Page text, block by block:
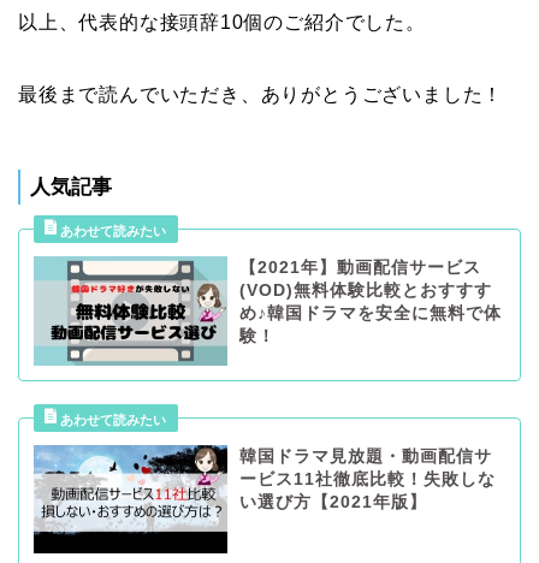
以上、代表的な接頭辞10個のご紹介でした。
最後まで読んでいただき、ありがとうございました！
人気記事
【2021年】動画配信サービス
(VOD)無料体験比較とおすすす
め♪韓国ドラマを安全に無料で体
験！
韓国ドラマ見放題・動画配信サ
ービス11社徹底比較！失敗しな
い選び方【2021年版】